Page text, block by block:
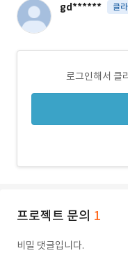
gd****** 클
로그인해서 클
프로젝트 문의 1
비밀 댓글입니다.